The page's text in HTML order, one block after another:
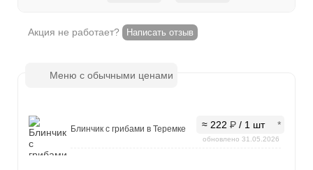
Акция не работает? Написать отзыв
Меню с обычными ценами
Блинчик с грибами в Теремке ≈ 222 Р / 1 шт
обновлено 31.05.2026